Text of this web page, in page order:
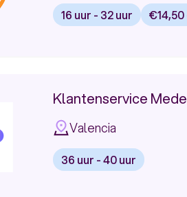
16 uur - 32 uur €14,50
Klantenservice
Valencia
36 uur - 40 uur